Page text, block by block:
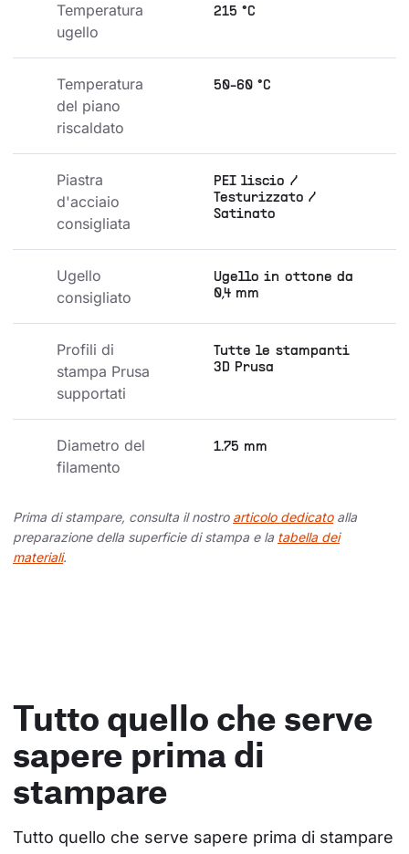
Temperatura
ugello
215 °C
Temperatura
del piano
riscaldato
50-60 °C
Piastra
d'acciaio
consigliata
PEI liscio /
Testurizzato /
Satinato
Ugello
consigliato
Ugello in ottone da
0,4 mm
Profili di
stampa Prusa
supportati
Tutte le stampanti
3D Prusa
Diametro del
filamento
1.75 mm
Prima di stampare, consulta il nostro articolo dedicatoalla
preparazione della superficie di stampa e la tabella dei
materiali.
Tutto quello che serve
sapere prima di
stampare
Tutto quello che serve sapere prima di stampare